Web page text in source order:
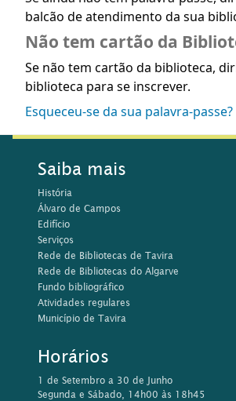
balcão de atendimento da sua
Não tem cartão da
Se não tem cartão da biblioteca,
biblioteca para se inscrever.
Esqueceu-se da sua palavra-passe?
Saiba mais
História
Álvaro de Campos
Edifício
Serviços
Rede de Bibliotecas de Tavira
Rede de Bibliotecas do Algarve
Fundo bibliográfico
Atividades regulares
Município de Tavira
Horários
1 de Setembro a 30 de Junho
Segunda e Sábado, 14h00 às 18h45